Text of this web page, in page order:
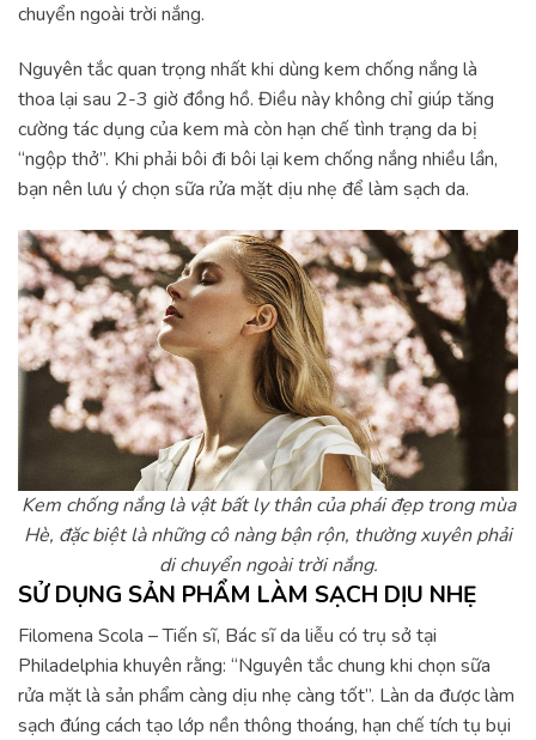
chuyển ngoài trời nắng.
Nguyên tắc quan trọng nhất khi dùng kem chống nắng là
thoa lại sau 2-3 giờ đồng hồ. Điều này không chỉ giúp tăng
cường tác dụng của kem mà còn hạn chế tình trạng da bị
“ngộp thở”. Khi phải bôi đi bôi lại kem chống nắng nhiều lần,
bạn nên lưu ý chọn sữa rửa mặt dịu nhẹ để làm sạch da.
Kem chống nắng là vật bất ly thân của phái đẹp trong mùa
Hè, đặc biệt là những cô nàng bận rộn, thường xuyên phải
di chuyển ngoài trời nắng.
SỬ DỤNG SẢN PHẨM LÀM SẠCH DỊU NHẸ
Filomena Scola – Tiến sĩ, Bác sĩ da liễu có trụ sở tại
Philadelphia khuyên rằng: “Nguyên tắc chung khi chọn sữa
rửa mặt là sản phẩm càng dịu nhẹ càng tốt”. Làn da được làm
sạch đúng cách tạo lớp nền thông thoáng, hạn chế tích tụ bụi